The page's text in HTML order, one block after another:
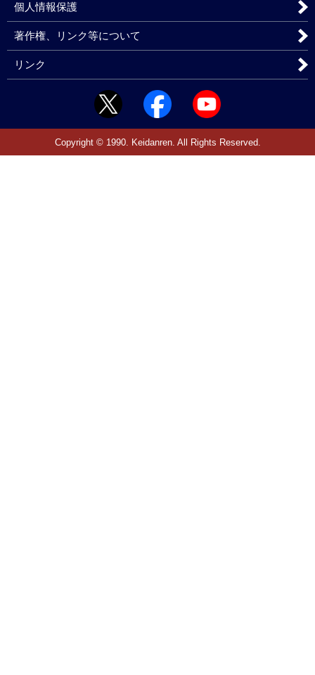
個人情報保護
著作権、リンク等について
リンク
Copyright © 1990. Keidanren. All Rights Reserved.